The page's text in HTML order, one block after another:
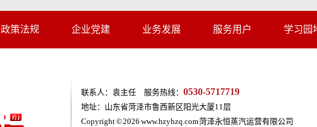
政策法规 企业党建 业务发展 服务用户 学习园
联系人：袁主任 服务热线： 0530-5717719
地址：山东省菏泽市鲁西新区阳光大厦11层
Copyright © 2026 www.hzyhzq.com菏泽永恒蒸汽运营有限公司